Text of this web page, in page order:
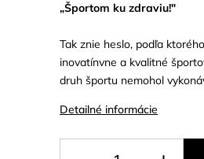
„Športom ku zdraviu!"
Tak znie heslo, podľa
inovatínvne a kvalitné
druh športu nemohol
Detailné informácie